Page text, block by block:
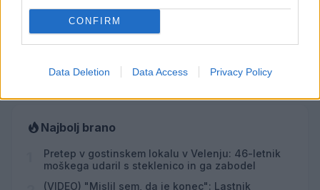
CONFIRM
Data Deletion Data Access Privacy Policy
Minute za šah z Nejcem
09:00
Najbolj brano
Pretep v gostinskem lokalu v Velenju: 46-letnik
moškega udaril s steklenico in ga zabodel
(VIDEO) "Mislil sem, da je konec": Lastnik